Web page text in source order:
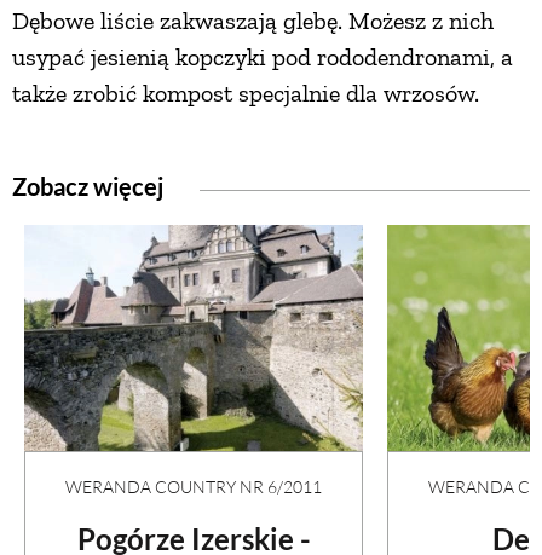
Dębowe liście zakwaszają glebę. Możesz z nich
usypać jesienią kopczyki pod rododendronami, a
także zrobić kompost specjalnie dla wrzosów.
Zobacz więcej
WERANDA COUNTRY NR 6/2011
Pogórze Izerskie -
WERANDA